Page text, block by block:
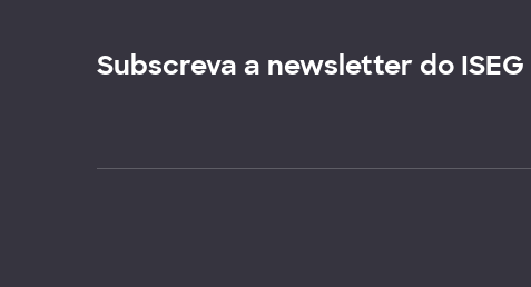
Subscreva a newsletter do ISEG